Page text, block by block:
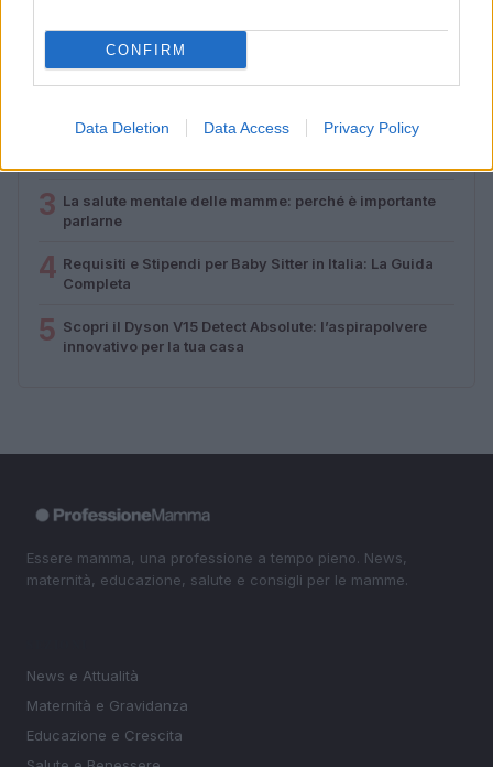
CONFIRM
Data Deletion Data Access Privacy Policy
1
Diritti delle lavoratrici in gravidanza: guida completa e
Aiuti famiglie: tutto quello che devi sapere sui supporti
3 La salute mentale delle mamme: perché è importante
parlarne
4 Requisiti e Stipendi per Baby Sitter in Italia: La Guida
Completa
5 Scopri il Dyson V15 Detect Absolute: l’aspirapolvere
innovativo per la tua casa
Essere mamma, una professione a tempo pieno. News,
maternità, educazione, salute e consigli per le mamme.
News e Attualità
Maternità e Gravidanza
Educazione e Crescita